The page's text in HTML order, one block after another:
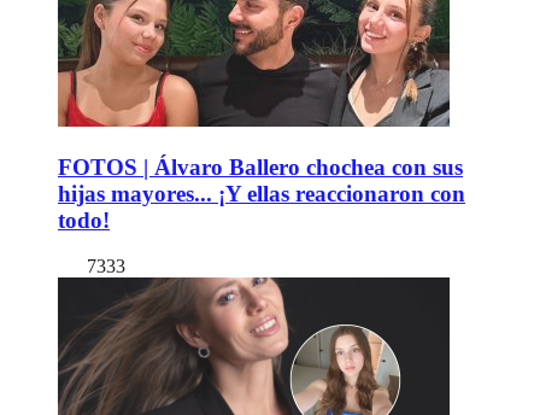
FOTOS | Álvaro Ballero chochea con sus
hijas mayores... ¡Y ellas reaccionaron con
todo!
7333